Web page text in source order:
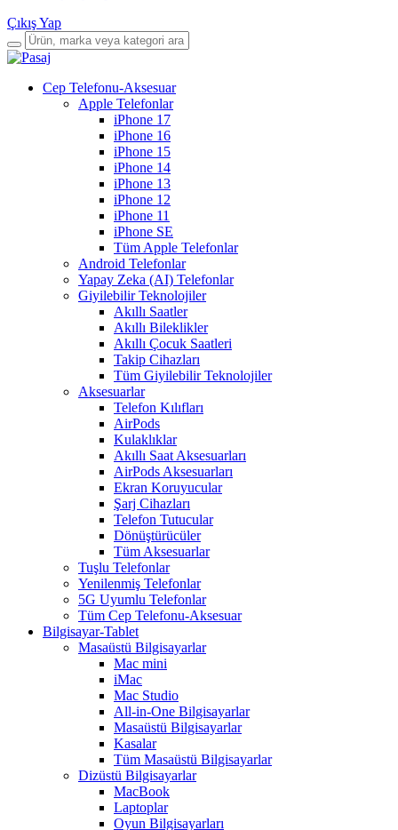
Çıkış Yap
Cep Telefonu-Aksesuar
Apple Telefonlar
iPhone 17
iPhone 16
iPhone 15
iPhone 14
iPhone 13
iPhone 12
iPhone 11
iPhone SE
Tüm Apple Telefonlar
Android Telefonlar
Yapay Zeka (AI) Telefonlar
Giyilebilir Teknolojiler
Akıllı Saatler
Akıllı Bileklikler
Akıllı Çocuk Saatleri
Takip Cihazları
Tüm Giyilebilir Teknolojiler
Aksesuarlar
Telefon Kılıfları
AirPods
Kulaklıklar
Akıllı Saat Aksesuarları
AirPods Aksesuarları
Ekran Koruyucular
Şarj Cihazları
Telefon Tutucular
Dönüştürücüler
Tüm Aksesuarlar
Tuşlu Telefonlar
Yenilenmiş Telefonlar
5G Uyumlu Telefonlar
Tüm Cep Telefonu-Aksesuar
Bilgisayar-Tablet
Masaüstü Bilgisayarlar
Mac mini
iMac
Mac Studio
All-in-One Bilgisayarlar
Masaüstü Bilgisayarlar
Kasalar
Tüm Masaüstü Bilgisayarlar
Dizüstü Bilgisayarlar
MacBook
Laptoplar
Oyun Bilgisayarları